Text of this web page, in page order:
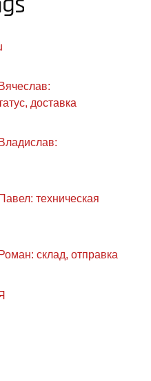
доставка
техническая
склад, отправка